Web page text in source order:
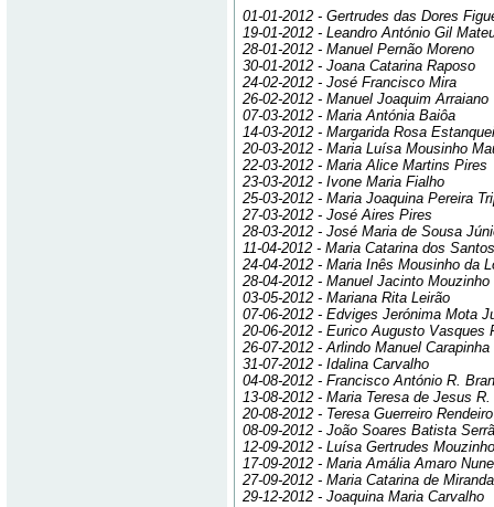
01-01-2012 - Gertrudes das Dores
19-01-2012 - Leandro António Gil
28-01-2012 - Manuel Pernão Moreno
30-01-2012 - Joana Catarina Raposo
24-02-2012 - José Francisco Mira
26-02-2012 - Manuel Joaquim Arraiano
07-03-2012 - Maria Antónia Baiôa
14-03-2012 - Margarida Rosa
20-03-2012 - Maria Luísa Mousinho
22-03-2012 - Maria Alice Martins Pires
23-03-2012 - Ivone Maria Fialho
25-03-2012 - Maria Joaquina Pereira
27-03-2012 - José Aires Pires
28-03-2012 - José Maria de Sousa
11-04-2012 - Maria Catarina dos Santos
24-04-2012 - Maria Inês Mousinho da
28-04-2012 - Manuel Jacinto Mouzinho
03-05-2012 - Mariana Rita Leirão
07-06-2012 - Edviges Jerónima Mota
20-06-2012 - Eurico Augusto Vasques
26-07-2012 - Arlindo Manuel
31-07-2012 - Idalina Carvalho
04-08-2012 - Francisco António R.
13-08-2012 - Maria Teresa de Jesus
20-08-2012 - Teresa Guerreiro Rendeiro
08-09-2012 - João Soares Batista
12-09-2012 - Luísa Gertrudes Mouzinho
17-09-2012 - Maria Amália Amaro
27-09-2012 - Maria Catarina de Miranda
29-12-2012 - Joaquina Maria Carvalho